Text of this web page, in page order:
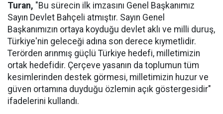
Turan, "Bu sürecin ilk imzasını Genel Başkanımız
Sayın Devlet Bahçeli atmıştır. Sayın Genel
Başkanımızın ortaya koyduğu devlet aklı ve milli duruş,
Türkiye'nin geleceği adına son derece kıymetlidir.
Terörden arınmış güçlü Türkiye hedefi, milletimizin
ortak hedefidir. Çerçeve yasanın da toplumun tüm
kesimlerinden destek görmesi, milletimizin huzur ve
güven ortamına duyduğu özlemin açık göstergesidir"
ifadelerini kullandı.